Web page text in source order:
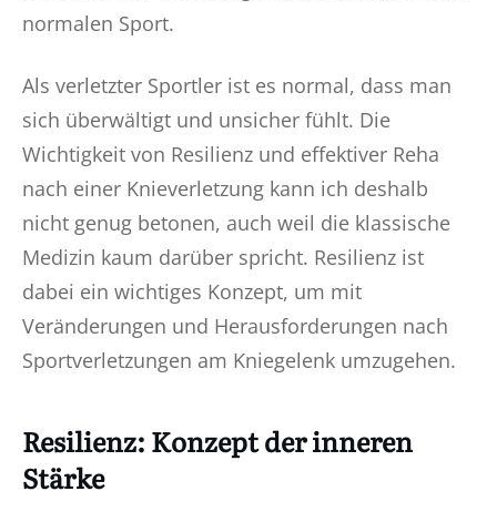
normalen Sport.
Als verletzter Sportler ist es normal, dass man
sich überwältigt und unsicher fühlt. Die
Wichtigkeit von Resilienz und effektiver Reha
nach einer Knieverletzung kann ich deshalb
nicht genug betonen, auch weil die klassische
Medizin kaum darüber spricht. Resilienz ist
dabei ein wichtiges Konzept, um mit
Veränderungen und Herausforderungen nach
Sportverletzungen am Kniegelenk umzugehen.
Resilienz: Konzept der inneren
Stärke